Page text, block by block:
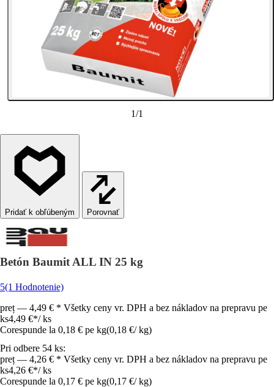
1/1
Porovnať
Betón Baumit ALL IN 25 kg
5(1 Hodnotenie)
preț — 4,49 € * Všetky ceny vr. DPH a bez nákladov na prepravu pe
ks4,49 €*/ ks
Corespunde la 0,18 € pe kg(0,18 €/ kg)
Pri odbere 54 ks:
preț — 4,26 € * Všetky ceny vr. DPH a bez nákladov na prepravu pe
ks4,26 €*/ ks
Corespunde la 0,17 € pe kg(0,17 €/ kg)